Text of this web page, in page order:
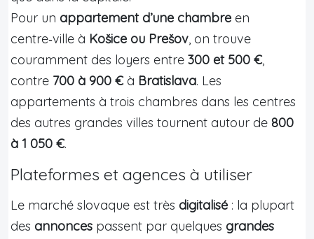
Pour un appartement d’une chambre en
centre‑ville à Košice ou Prešov, on trouve
couramment des loyers entre 300 et 500 €,
contre 700 à 900 €à Bratislava. Les
appartements à trois chambres dans les centres
des autres grandes villes tournent autour de 800
à 1 050 €.
Plateformes et agences à utiliser
Le marché slovaque est très digitalisé : la plupart
des annonces passent par quelques grandes